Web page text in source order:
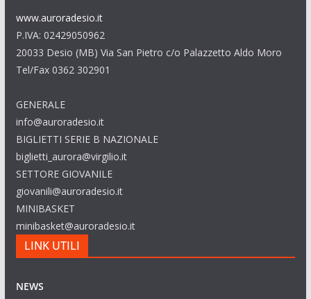
www.auroradesio.it
P.IVA: 02429050962
20033 Desio (MB) Via San Pietro c/o Palazzetto Aldo Moro
Tel/Fax 0362 302901
GENERALE
info@auroradesio.it
BIGLIETTI SERIE B NAZIONALE
biglietti_aurora@virgilio.it
SETTORE GIOVANILE
giovanili@auroradesio.it
MINIBASKET
minibasket@auroradesio.it
LINK UTILI
NEWS